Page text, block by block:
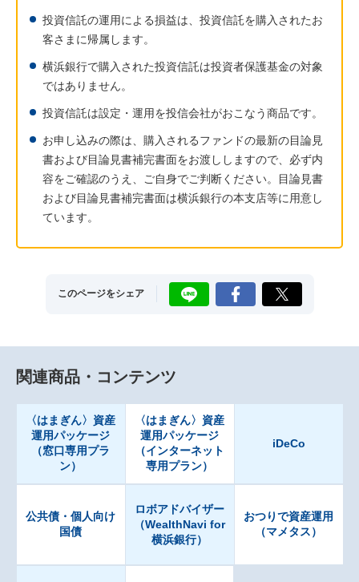
投資信託の運用による損益は、投資信託を購入されたお
客さまに帰属します。
横浜銀行で購入された投資信託は投資者保護基金の対象
ではありません。
投資信託は設定・運用を投信会社がおこなう商品です。
お申し込みの際は、購入されるファンドの最新の目論見
書および目論見書補完書面をお渡ししますので、必ず内
容をご確認のうえ、ご自身でご判断ください。目論見書
および目論見書補完書面は横浜銀行の本支店等に用意し
ています。
このページをシェア LINE Facebook X
関連商品・コンテンツ
〈はまぎん〉資産
運用パッケージ
（窓口専用プラ
ン）
〈はまぎん〉資産
運用パッケージ
（インターネット
専用プラン）
iDeCo
公共債・個人向け
国債
ロボアドバイザー
（WealthNavi for
横浜銀行）
おつりで資産運用
（マメタス）